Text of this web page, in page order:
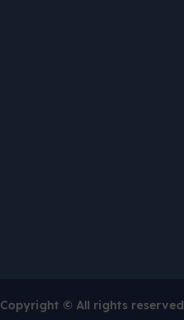
Copyright © All rights reserved